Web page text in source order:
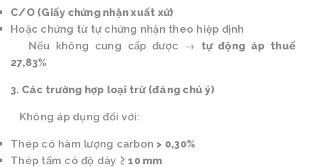
C/O (Giấy chứng nhận xuất xứ)
Hoặc chứng từ tự chứng nhận theo hiệp định
Nếu không cung cấp được → tự động áp thuế
27,83%
3. Các trường hợp loại trừ (đáng chú ý)
Không áp dụng đối với:
Thép có hàm lượng carbon > 0,30%
Thép tấm có độ dày ≥ 10 mm